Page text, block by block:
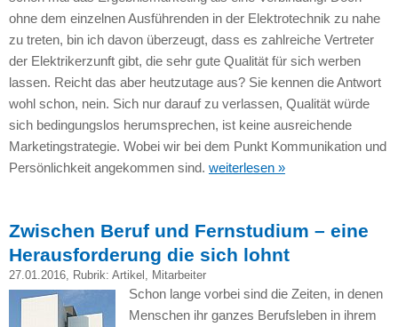
ohne dem einzelnen Ausführenden in der Elektrotechnik zu nahe
zu treten, bin ich davon überzeugt, dass es zahlreiche Vertreter
der Elektrikerzunft gibt, die sehr gute Qualität für sich werben
lassen. Reicht das aber heutzutage aus? Sie kennen die Antwort
wohl schon, nein. Sich nur darauf zu verlassen, Qualität würde
sich bedingungslos herumsprechen, ist keine ausreichende
Marketingstrategie. Wobei wir bei dem Punkt Kommunikation und
Persönlichkeit angekommen sind. weiterlesen »
Zwischen Beruf und Fernstudium – eine
Herausforderung die sich lohnt
27.01.2016, Rubrik: Artikel Mitarbeiter
Schon lange vorbei sind die Zeiten, in denen
Menschen ihr ganzes Berufsleben in ihrem